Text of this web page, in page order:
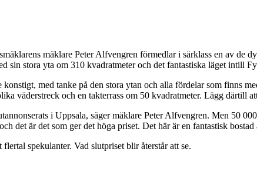
mäklare Peter Alfvengren förmedlar i särklass en av de
stora yta om 310 kvadratmeter och det fantastiska läget intill
med tanke på den stora ytan och alla fördelar som finns
väderstreck och en takterrass om 50 kvadratmeter. Lägg därtill
i Uppsala, säger mäklare Peter Alfvengren. Men 50
det är det som ger det höga priset. Det här är en fantastisk
spekulanter. Vad slutpriset blir återstår att se.